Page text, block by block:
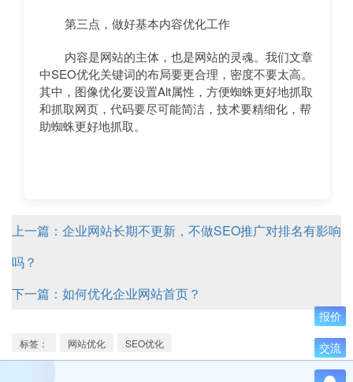
第三点，做好基本内容优化工作
内容是网站的主体，也是网站的灵魂。我们文章
中SEO优化关键词的布局要更合理，密度不要太高。
其中，图像优化要设置Alt属性，方便蜘蛛更好地抓取
和抓取网页，代码要尽可能简洁，技术要精细化，帮
助蜘蛛更好地抓取。
上一篇：企业网站长期不更新，不做SEO推广对排名有影响
吗？
下一篇：如何优化企业网站首页？
标签： 网站优化 SEO优化
报价
交流